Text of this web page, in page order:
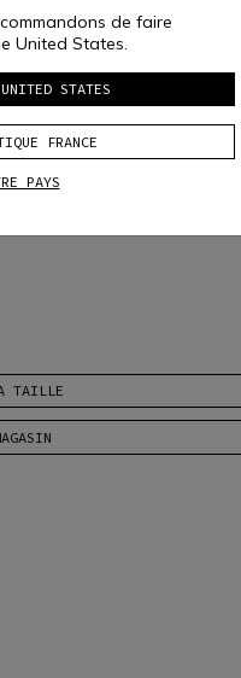
Protections amovibles sur
TAILLE
de faire
United States.
STATES
FRANCE
PAYS